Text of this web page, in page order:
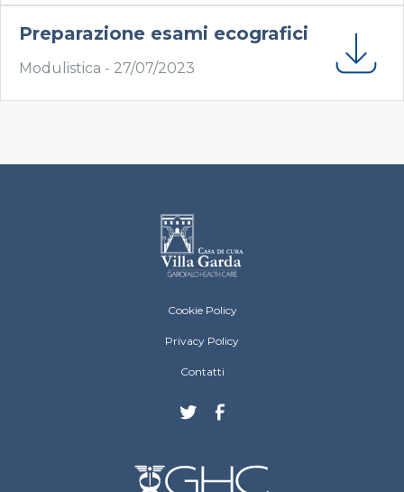
Preparazione esami ecografici
Modulistica - 27/07/2023
Villa Garda Footer menu
Cookie Policy
Privacy Policy
Contatti